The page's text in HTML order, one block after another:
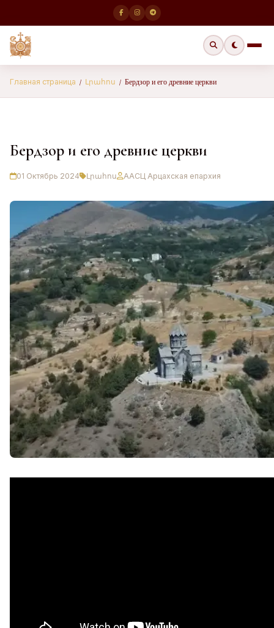
Главная страница / Լրահոս / Бердзор и его древние церкви
Бердзор и его древние церкви
01 Октябрь 2024 Լրահոս ААСЦ Арцахская епархия